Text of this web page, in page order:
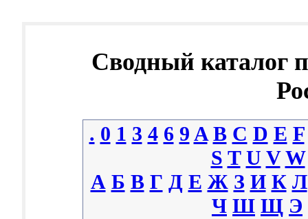
Сводный каталог
. 0 1 3 4 6 9 A B C D E F
S T U V W
А Б В Г Д Е Ж З И К Л
Ч Ш Щ Э